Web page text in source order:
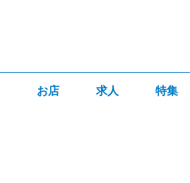
お店 求人 特集